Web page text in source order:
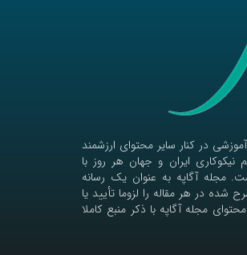
در کنار سایر محتوای ارزشمند
ایران و جهان هر روز با
مجله آگاپه به عنوان یک رسانه
در هر مقاله را لزوما تأیید یا
مجله آگاپه با ذکر منبع کاملا